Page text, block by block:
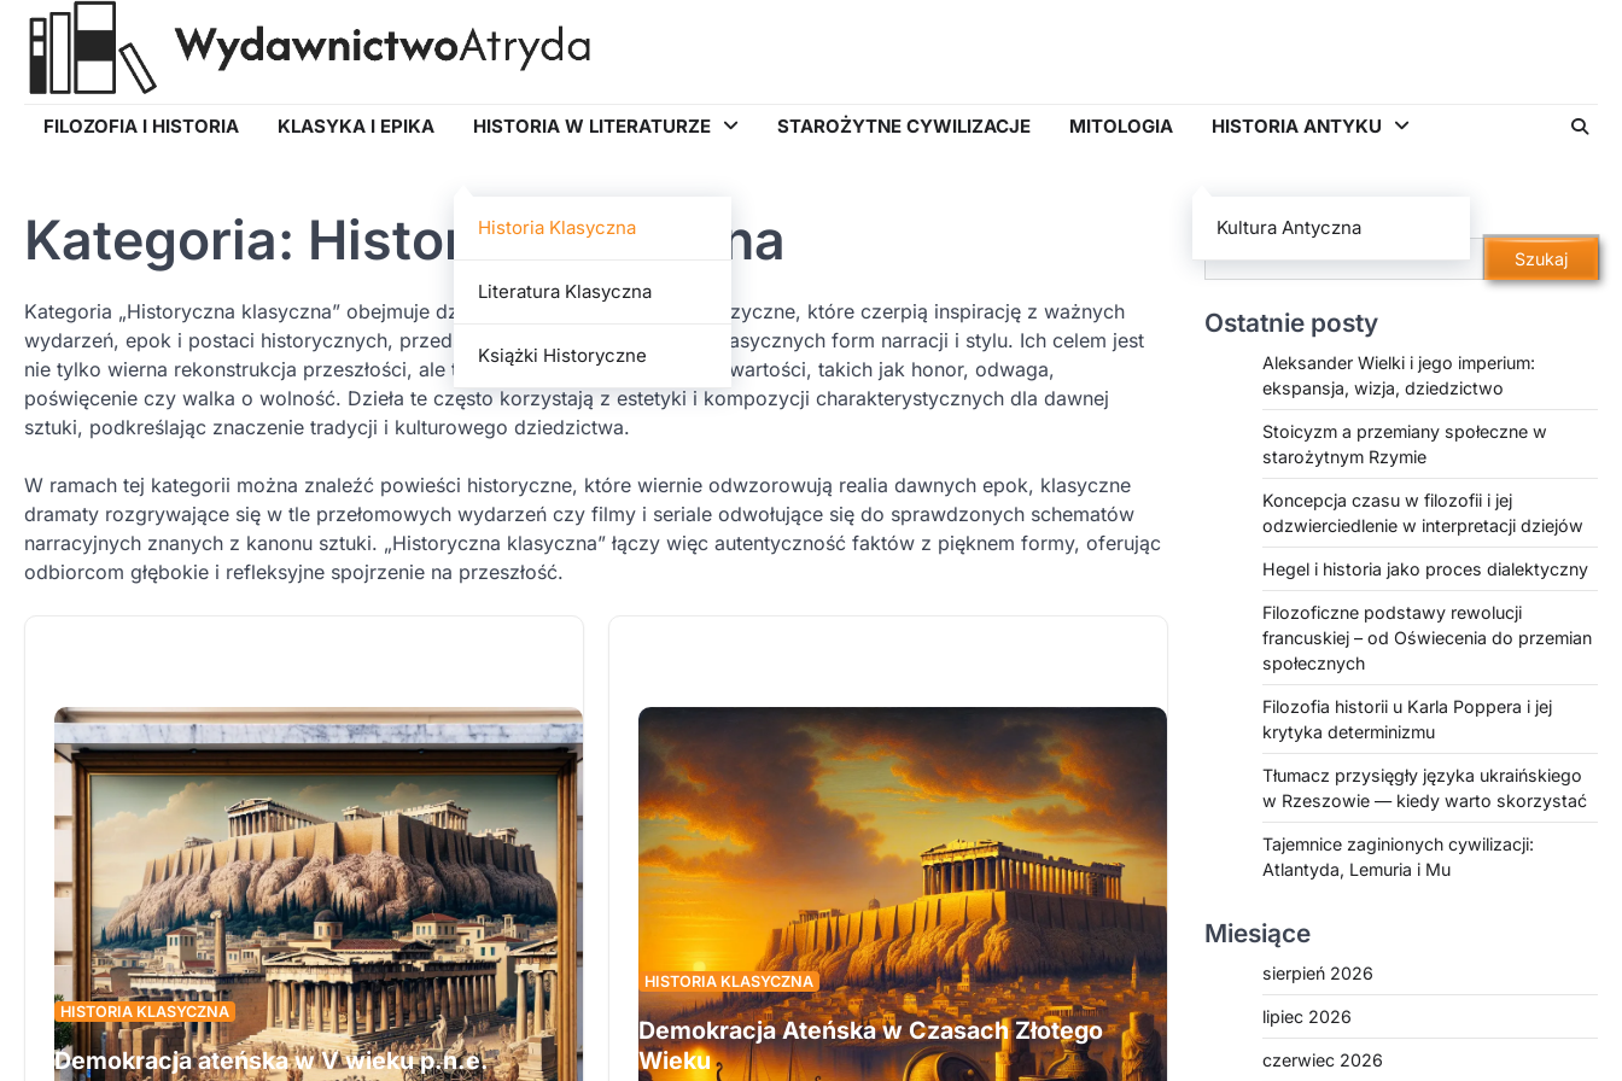
Skip
FILOZOFIA I HISTORIA KLASYKA I EPIKA HISTORIA W LITERATURZE
Historia Klasyczna
Literatura Klasyczna
Książki Historyczne
STAROŻYTNE CYWILIZACJE MITOLOGIA HISTORIA ANTYKU
Kultura Antyczna
Kategoria: Historia klasyczna
Kategoria „Historyczna klasyczna” obejmuje dzieła literackie, filmowe lub muzyczne, które czerpią inspirację z ważnych
wydarzeń, epok i postaci historycznych, przedstawiając je z zachowaniem klasycznych form narracji i stylu. Ich celem jest
nie tylko wierna rekonstrukcja przeszłości, ale także ukazanie uniwersalnych wartości, takich jak honor, odwaga,
poświęcenie czy walka o wolność. Dzieła te często korzystają z estetyki i kompozycji charakterystycznych dla dawnej
sztuki, podkreślając znaczenie tradycji i kulturowego dziedzictwa.
W ramach tej kategorii można znaleźć powieści historyczne, które wiernie odwzorowują realia dawnych epok, klasyczne
dramaty rozgrywające się w tle przełomowych wydarzeń czy filmy i seriale odwołujące się do sprawdzonych schematów
narracyjnych znanych z kanonu sztuki. „Historyczna klasyczna” łączy więc autentyczność faktów z pięknem formy, oferując
odbiorcom głębokie i refleksyjne spojrzenie na przeszłość.
HISTORIA KLASYCZNA
Demokracja ateńska w V wieku p.n.e.
HISTORIA KLASYCZNA
Demokracja Ateńska w Czasach Złotego
Wieku
Szukaj
Szukaj
Ostatnie posty
Aleksander Wielki i jego imperium:
ekspansja, wizja, dziedzictwo
Stoicyzm a przemiany społeczne w
starożytnym Rzymie
Koncepcja czasu w filozofii i jej
odzwierciedlenie w interpretacji dziejów
Hegel i historia jako proces dialektyczny
Filozoficzne podstawy rewolucji
francuskiej – od Oświecenia do przemian
społecznych
Filozofia historii u Karla Poppera i jej
krytyka determinizmu
Tłumacz przysięgły języka ukraińskiego
w Rzeszowie — kiedy warto skorzystać
Tajemnice zaginionych cywilizacji:
Atlantyda, Lemuria i Mu
Miesiące
sierpień 2026
lipiec 2026
czerwiec 2026